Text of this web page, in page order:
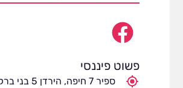
פשוט פיננסי
ספיר 7 חיפה, הירדן 5 בני ברק